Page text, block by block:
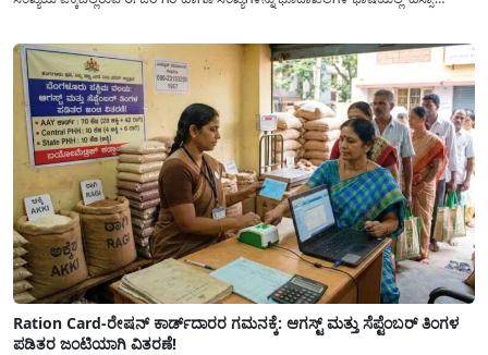
Ration Card-ರೇಷನ್ ಕಾರ್ಡ್‍ದಾರರ ಗಮನಕ್ಕೆ: ಆಗಸ್ಟ್ ಮತ್ತು ಸೆಪ್ಟೆಂಬರ್ ತಿಂಗಳ
ಪಡಿತರ ಜಂಟಿಯಾಗಿ ವಿತರಣೆ!